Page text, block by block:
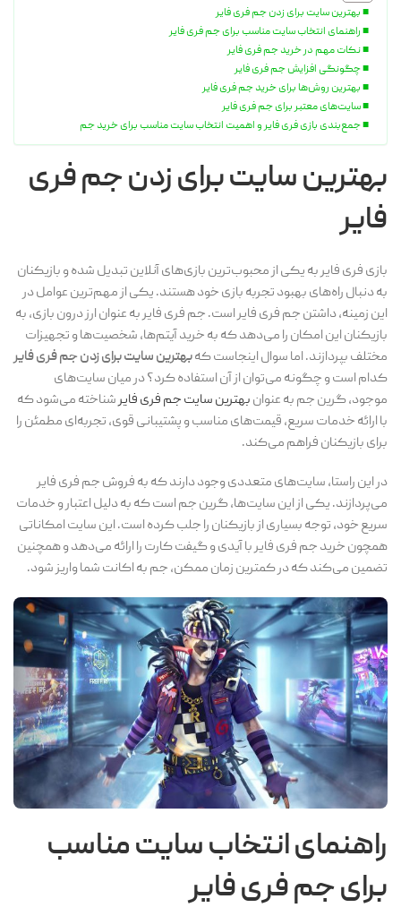
بهترین سایت برای زدن جم فری فایر
راهنمای انتخاب سایت مناسب برای جم فری فایر
نکات مهم در خرید جم فری فایر
چگونگی افزایش جم فری فایر
بهترین روش‌ها برای خرید جم فری فایر
سایت‌های معتبر برای جم فری فایر
جمع‌بندی بازی فری فایر و اهمیت انتخاب سایت مناسب برای خرید جم
بهترین سایت برای زدن جم فری
فایر
بازی فری فایر به یکی از محبوب‌ترین بازی‌های آنلاین تبدیل شده و بازیکنان
به دنبال راه‌های بهبود تجربه بازی خود هستند. یکی از مهم‌ترین عوامل در
این زمینه، داشتن جم فری فایر است. جم فری فایر به عنوان ارز درون بازی، به
بازیکنان این امکان را می‌دهد که به خرید آیتم‌ها، شخصیت‌ها و تجهیزات
مختلف بپردازند. اما سوال اینجاست کهبهترین سایت برای زدن جم فری فایر
کدام است و چگونه می‌توان از آن استفاده کرد؟ در میان سایت‌های
موجود، گرین جم به عنوانبهترین سایت جم فری فایرشناخته می‌شود که
با ارائه خدمات سریع، قیمت‌های مناسب و پشتیبانی قوی، تجربه‌ای مطمئن را
برای بازیکنان فراهم می‌کند.
در این راستا، سایت‌های متعددی وجود دارند که به فروش جم فری فایر
می‌پردازند. یکی از این سایت‌ها، گرین جم است که به دلیل اعتبار و خدمات
سریع خود، توجه بسیاری از بازیکنان را جلب کرده است. این سایت امکاناتی
همچون خرید جم فری فایر با آیدی و گیفت کارت را ارائه می‌دهد و همچنین
تضمین می‌کند که در کمترین زمان ممکن، جم به اکانت شما واریز شود.
راهنمای انتخاب سایت مناسب
برای جم فری فایر